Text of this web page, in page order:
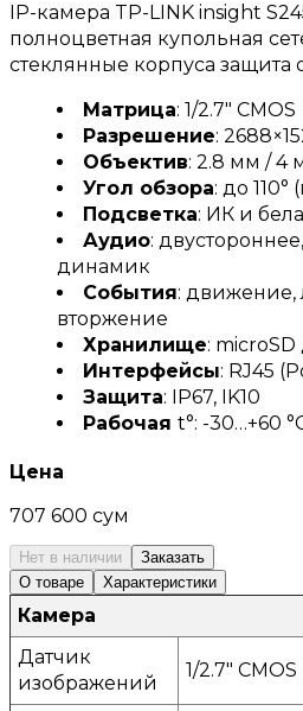
IP-камера TP-LINK insight
полноцветная купольная
стеклянные корпуса защита
Матрица: 1/2.7" CMOS
Разрешение:
Объектив: 2.8 мм / 4
Угол обзора: до 110°
Подсветка: ИК и
Аудио:
динамик
События: движение,
вторжение
Хранилище: microSD
Интерфейсы: RJ45
Защита: IP67, IK10
Рабочая t°: -30…+60
Цена
707 600 сум
Нет в наличии
Заказать
О товаре
Характеристики
Камера
Датчик
изображений
1/2.7"